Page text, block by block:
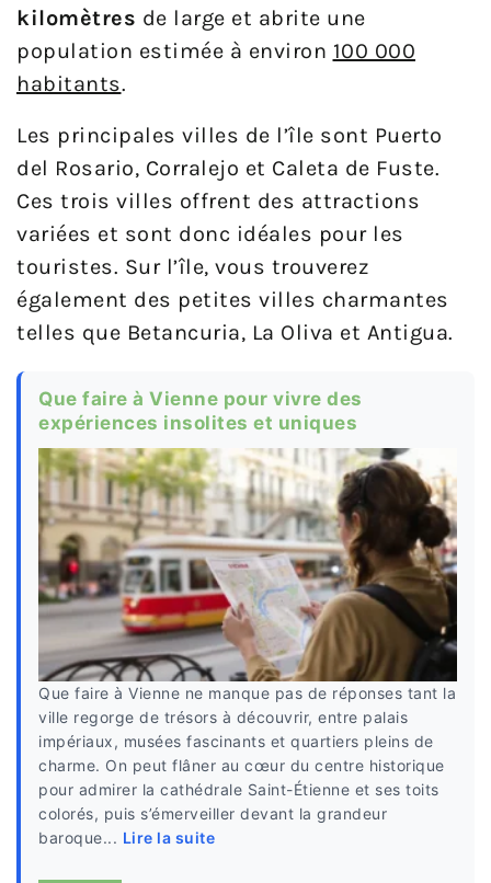
kilomètres de large et abrite une
population estimée à environ 100 000
habitants.
Les principales villes de l’île sont Puerto
del Rosario, Corralejo et Caleta de Fuste.
Ces trois villes offrent des attractions
variées et sont donc idéales pour les
touristes. Sur l’île, vous trouverez
également des petites villes charmantes
telles que Betancuria, La Oliva et Antigua.
Que faire à Vienne pour vivre des
expériences insolites et uniques
Que faire à Vienne ne manque pas de réponses tant la
ville regorge de trésors à découvrir, entre palais
impériaux, musées fascinants et quartiers pleins de
charme. On peut flâner au cœur du centre historique
pour admirer la cathédrale Saint-Étienne et ses toits
colorés, puis s’émerveiller devant la grandeur
baroque... Lire la suite